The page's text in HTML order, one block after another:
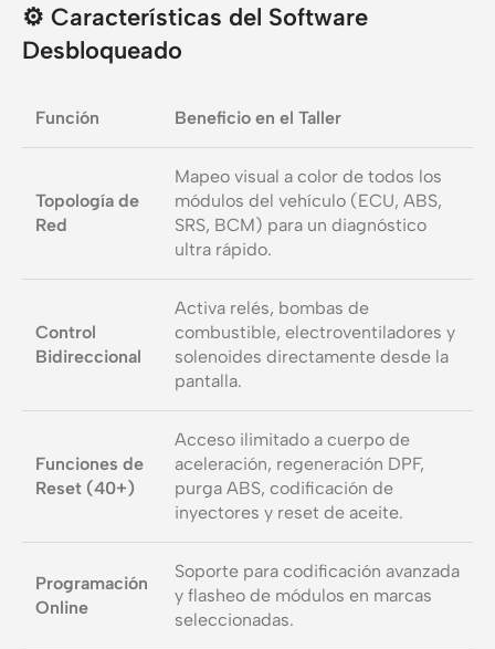
⚙️ Características del Software
Desbloqueado
Función Beneficio en el Taller
Topología de
Red
Mapeo visual a color de todos los
módulos del vehículo (ECU, ABS,
SRS, BCM) para un diagnóstico
ultra rápido.
Control
Bidireccional
Activa relés, bombas de
combustible, electroventiladores y
solenoides directamente desde la
pantalla.
Funciones de
Reset (40+)
Acceso ilimitado a cuerpo de
aceleración, regeneración DPF,
purga ABS, codificación de
inyectores y reset de aceite.
Programación
Online
Soporte para codificación avanzada
y flasheo de módulos en marcas
seleccionadas.